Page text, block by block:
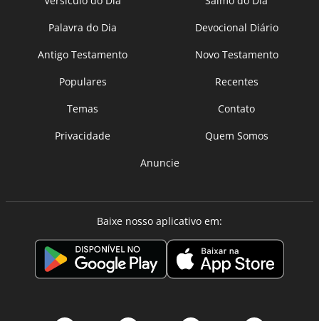
Palavra do Dia
Devocional Diário
Antigo Testamento
Novo Testamento
Populares
Recentes
Temas
Contato
Privacidade
Quem Somos
Anuncie
Baixe nosso aplicativo em: